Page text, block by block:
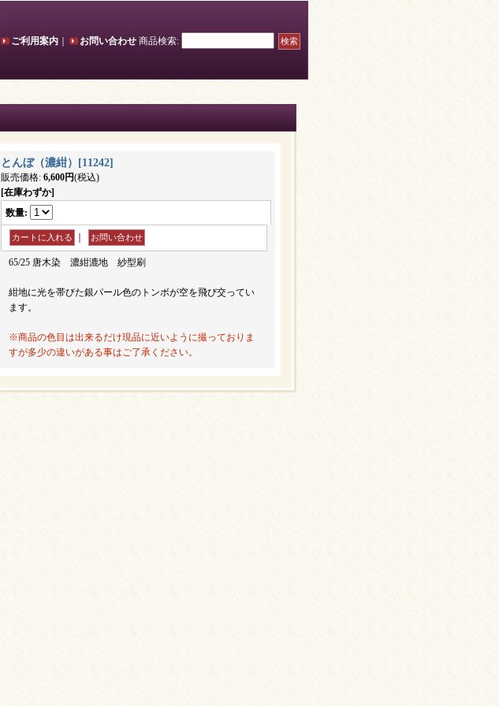
ご利用案内 お問い合わせ 商品検索:
とんぼ（濃紺） [11242]
販売価格: 6,600円(税込)
[在庫わずか]
数量:
65/25 唐木染 濃紺漉地 紗型刷
紺地に光を帯びた銀パール色のトンボが空を飛び交ってい
ます。
※商品の色目は出来るだけ現品に近いように撮っておりま
すが多少の違いがある事はご了承ください。